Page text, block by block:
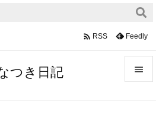
つき日記 
 RSS Feedly